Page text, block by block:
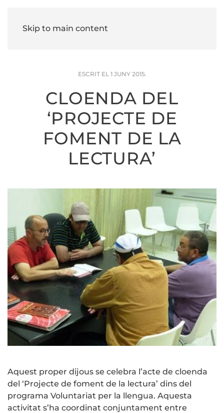
Skip to main content
ESCRIT EL 1 JUNY 2015.
CLOENDA DEL
‘PROJECTE DE
FOMENT DE LA
LECTURA’
Aquest proper dijous se celebra l’acte de cloenda
del ‘Projecte de foment de la lectura’ dins del
programa Voluntariat per la llengua. Aquesta
activitat s’ha coordinat conjuntament entre